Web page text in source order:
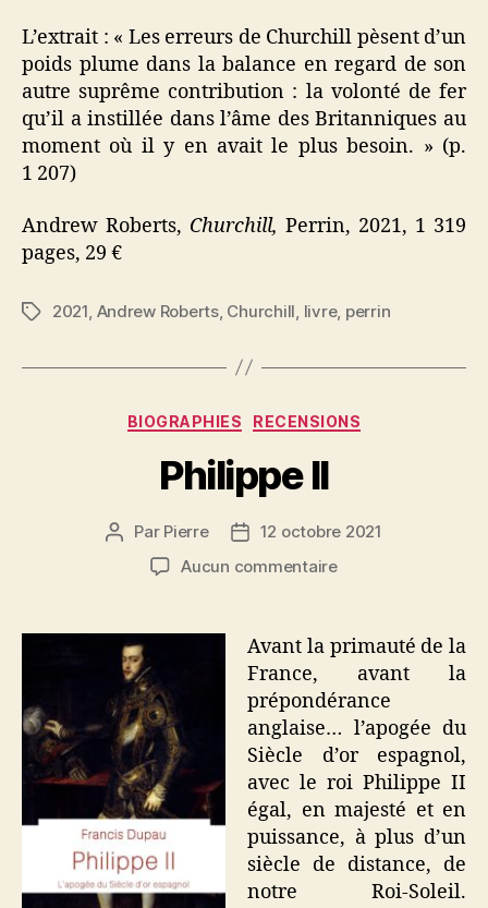
L’extrait : « Les erreurs de Churchill pèsent d’un
poids plume dans la balance en regard de son
autre suprême contribution : la volonté de fer
qu’il a instillée dans l’âme des Britanniques au
moment où il y en avait le plus besoin. » (p.
1 207)
Andrew Roberts, Churchill, Perrin, 2021, 1 319
pages, 29 €
Étiquettes
2021 Andrew Roberts, Churchill livre, perrin
Catégories
BIOGRAPHIES RECENSIONS
Philippe II
Auteur
l’article
Par Pierre
Date12 octobre 2021
Aucun commentairesur
Avant la primauté de la
France, avant la
prépondérance
anglaise… l’apogée du
Siècle d’or espagnol,
avec le roi Philippe II
égal, en majesté et en
puissance, à plus d’un
siècle de distance, de
notre Roi-Soleil.